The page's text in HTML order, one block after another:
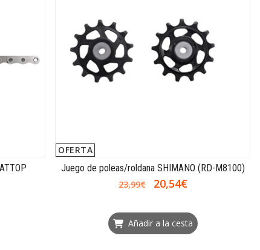
OFERTA
Juego de poleas/roldana SHIMANO (RD-M8100)
23,99€
20,54€
Añadir a la cesta